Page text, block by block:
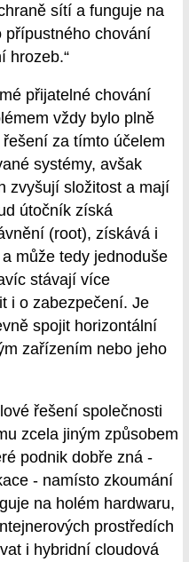
sítí a funguje na
přípustného chování
hrozeb.“
přijatelné chování
vždy bylo plně
za tímto účelem
systémy, avšak
zvyšují složitost a mají
útočník získá
(root), získává i
může tedy jednoduše
stávají více
i o zabezpečení. Je
spojit horizontální
zařízením nebo jeho
řešení společnosti
zcela jiným způsobem
podnik dobře zná -
- namísto zkoumání
na holém hardwaru,
prostředích
i hybridní cloudová